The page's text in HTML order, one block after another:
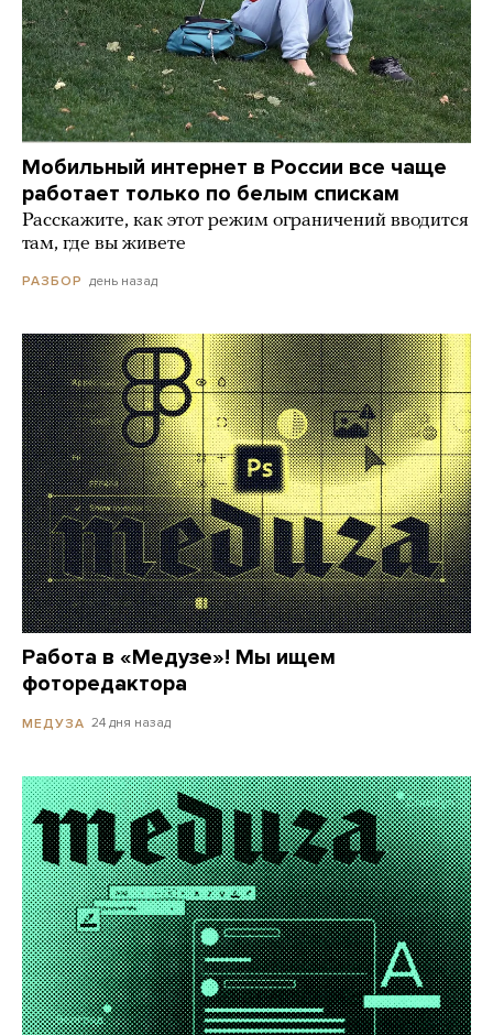
Мобильный интернет в России все чаще
работает только по белым спискам
Расскажите, как этот режим ограничений вводится
там, где вы живете
РАЗБОР день назад
Работа в «Медузе»! Мы ищем
фоторедактора
МЕДУЗА 24 дня назад